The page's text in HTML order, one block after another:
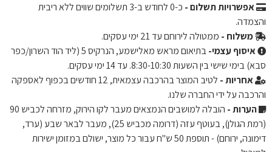
אפשרויות תשלום - כ-0
לחודש ב-3 תשלומים שווים ללא ריבית
והצמדה.
משלוח - ממטולה לירוחם עד 21 ימי עסקים.
איסוף עצמי-
בתיאום מראש מאלישמע, הנרקיס 5 (ליד הוד השרון/כפר
סבא) בימי שישי בין השעות 8:30-10:30. עד 14 ימי עסקים.
אחריות -
לטיב המוצר בהרכבה עצמאית, 12 חודשים בכפוף לאספקה ​​
והרכבה על ידי החברה שלנו.
הערות -
הובלה למושבים הנמצאים מעבר לקו הירוק, מזרחה לכביש 90
(רמת הגולן), בעוטף עזה (דרומה מכביש 25), מעבר לבאר שבע (ערד,
דימונה, ירוחם) - תוספת 50 ש"ח עבור כל מוצר, ישולם במזומן ישירות